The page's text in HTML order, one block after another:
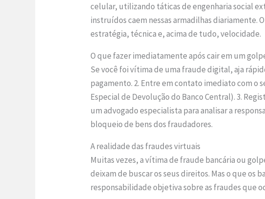
celular, utilizando táticas de engenharia social
instruídos caem nessas armadilhas diariamente.
estratégia, técnica e, acima de tudo, velocidade.
O que fazer imediatamente após cair em um
Se você foi vítima de uma fraude digital, aja
pagamento. 2. Entre em contato imediato com o
Especial de Devolução do Banco Central). 3.
um advogado especialista para analisar a
bloqueio de bens dos fraudadores.
A realidade das fraudes virtuais
Muitas vezes, a vítima de fraude bancária ou
deixam de buscar os seus direitos. Mas o que
responsabilidade objetiva sobre as fraudes que